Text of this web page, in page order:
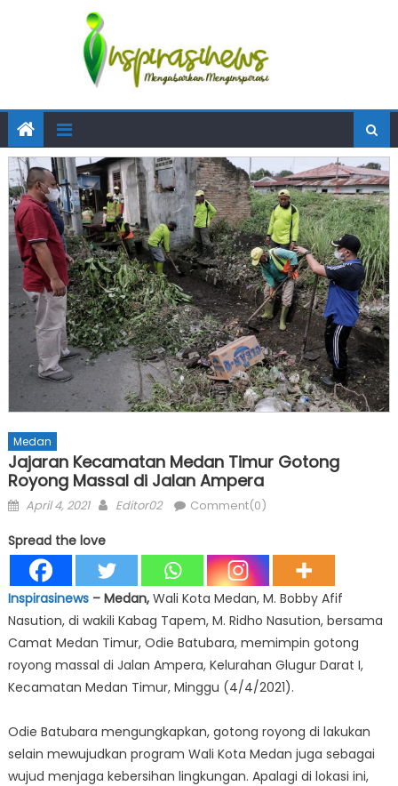
Medan
Jajaran Kecamatan Medan Timur Gotong
Royong Massal di Jalan Ampera
Posted
April 4, 2021 Author
Editor02 Comment(0)
Spread the love
Inspirasinews– Medan,Wali Kota Medan, M. Bobby Afif
Nasution, di wakili Kabag Tapem, M. Ridho Nasution, bersama
Camat Medan Timur, Odie Batubara, memimpin gotong
royong massal di Jalan Ampera, Kelurahan Glugur Darat I,
Kecamatan Medan Timur, Minggu (4/4/2021).
Odie Batubara mengungkapkan, gotong royong di lakukan
selain mewujudkan program Wali Kota Medan juga sebagai
wujud menjaga kebersihan lingkungan. Apalagi di lokasi ini,